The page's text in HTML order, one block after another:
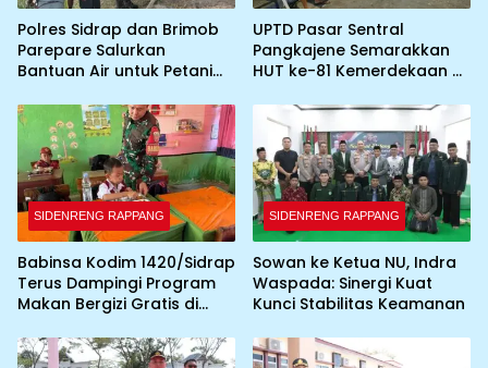
Polres Sidrap dan Brimob
Parepare Salurkan
Bantuan Air untuk Petani
UPTD Pasar Sentral
Pangkajene Semarakkan
HUT ke-81 Kemerdekaan RI
Umbul-Umbul dan
Dekorasi Merah Putih
SIDENRENG RAPPANG
Babinsa Kodim 1420/Sidrap
Terus Dampingi Program
Makan Bergizi Gratis di
SIDENRENG RAPPANG
Sowan ke Ketua NU, Indra
Waspada: Sinergi Kuat
Kunci Stabilitas Keamanan